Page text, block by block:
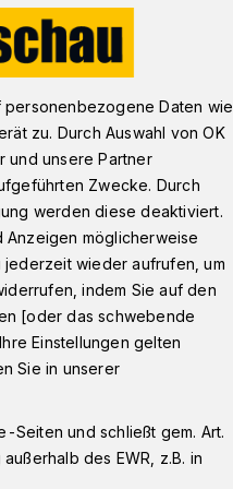
Daten wie
zu. Durch Auswahl von OK
und unsere Partner
Zwecke. Durch
werden diese deaktiviert.
Anzeigen möglicherweise
jederzeit wieder aufrufen, um
indem Sie auf den
[oder das schwebende
Einstellungen gelten
Sie in unserer
Seiten und schließt gem. Art.
des EWR, z.B. in